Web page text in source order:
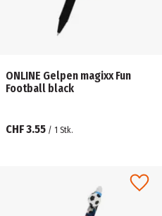
ONLINE Gelpen magixx Fun
Football black
CHF 3.55 / 1 Stk.